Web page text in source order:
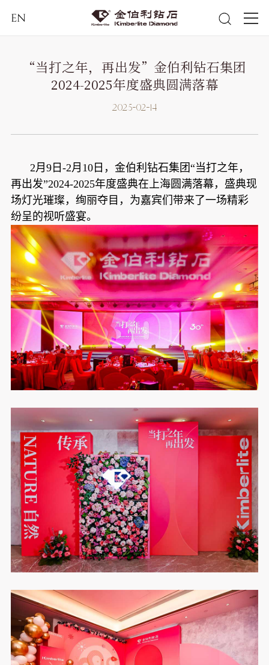
EN
“当打之年，再出发”金伯利钻石集团
2024-2025年度盛典圆满落幕
2025-02-14
2月9日-2月10日，金伯利钻石集团“当打之年，
再出发”2024-2025年度盛典在上海圆满落幕，盛典现
场灯光璀璨，绚丽夺目，为嘉宾们带来了一场精彩
纷呈的视听盛宴。